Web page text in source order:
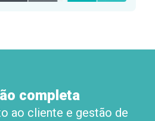
completa
ao cliente e gestão de